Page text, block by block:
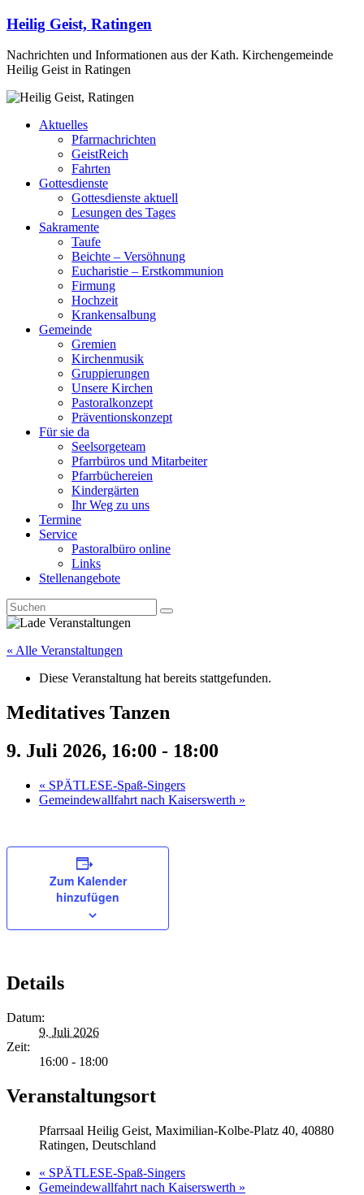
Heilig Geist, Ratingen
Nachrichten und Informationen aus der Kath. Kirchengemeinde
Heilig Geist in Ratingen
Aktuelles
Pfarrnachrichten
GeistReich
Fahrten
Gottesdienste
Gottesdienste aktuell
Lesungen des Tages
Sakramente
Taufe
Beichte – Versöhnung
Eucharistie – Erstkommunion
Firmung
Hochzeit
Krankensalbung
Gemeinde
Gremien
Kirchenmusik
Gruppierungen
Unsere Kirchen
Pastoralkonzept
Präventionskonzept
Für sie da
Seelsorgeteam
Pfarrbüros und Mitarbeiter
Pfarrbüchereien
Kindergärten
Ihr Weg zu uns
Termine
Service
Pastoralbüro online
Links
Stellenangebote
« Alle Veranstaltungen
Diese Veranstaltung hat bereits stattgefunden.
Meditatives Tanzen
9. Juli 2026, 16:00 - 18:00
« SPÄTLESE-Spaß-Singers
Gemeindewallfahrt nach Kaiserswerth »
Zum Kalender
hinzufügen
Details
Datum:
9. Juli 2026
Zeit:
16:00 - 18:00
Veranstaltungsort
Pfarrsaal Heilig Geist, Maximilian-Kolbe-Platz 40, 40880
Ratingen, Deutschland
« SPÄTLESE-Spaß-Singers
Gemeindewallfahrt nach Kaiserswerth »